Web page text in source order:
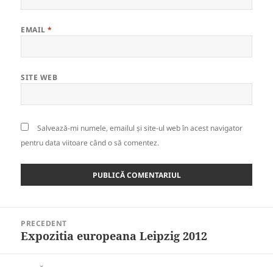
EMAIL*
SITE WEB
Salvează-mi numele, emailul și site-ul web în acest navigator
pentru data viitoare când o să comentez.
articole
PRECEDENT
Articolul
Expozitia europeana Leipzig 2012